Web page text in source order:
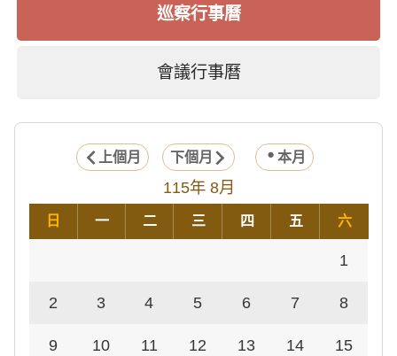
巡察行事曆
會議行事曆
上個月 下個月 本月
115年 8月
日 一 二 三 四 五 六
1
2 3 4 5 6 7 8
9 10 11 12 13 14 15